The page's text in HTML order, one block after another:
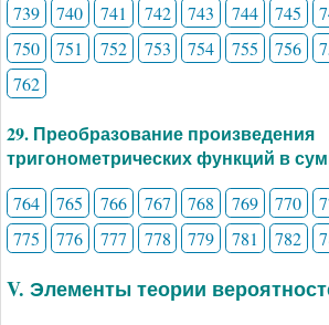
739 740 741 742 743 744 745
750
751 752 753 754 755 756
762
29. Преобразование произведения
тригонометрических функций в
764 765 766 767 768 769 770
775
776 777 778 779 781 782
V. Элементы теории